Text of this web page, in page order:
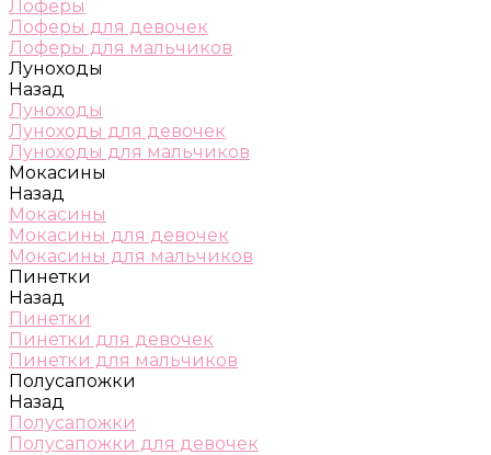
Лоферы
Лоферы для девочек
Лоферы для мальчиков
Луноходы
Назад
Луноходы
Луноходы для девочек
Луноходы для мальчиков
Мокасины
Назад
Мокасины
Мокасины для девочек
Мокасины для мальчиков
Пинетки
Назад
Пинетки
Пинетки для девочек
Пинетки для мальчиков
Полусапожки
Назад
Полусапожки
Полусапожки для девочек